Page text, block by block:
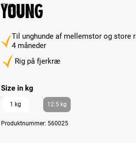
Young
Til unghunde af mellemstor og store
4 måneder
Rig på fjerkræ
Select
Size in kg
1 kg 12.5 kg
Produktnummer: 560025